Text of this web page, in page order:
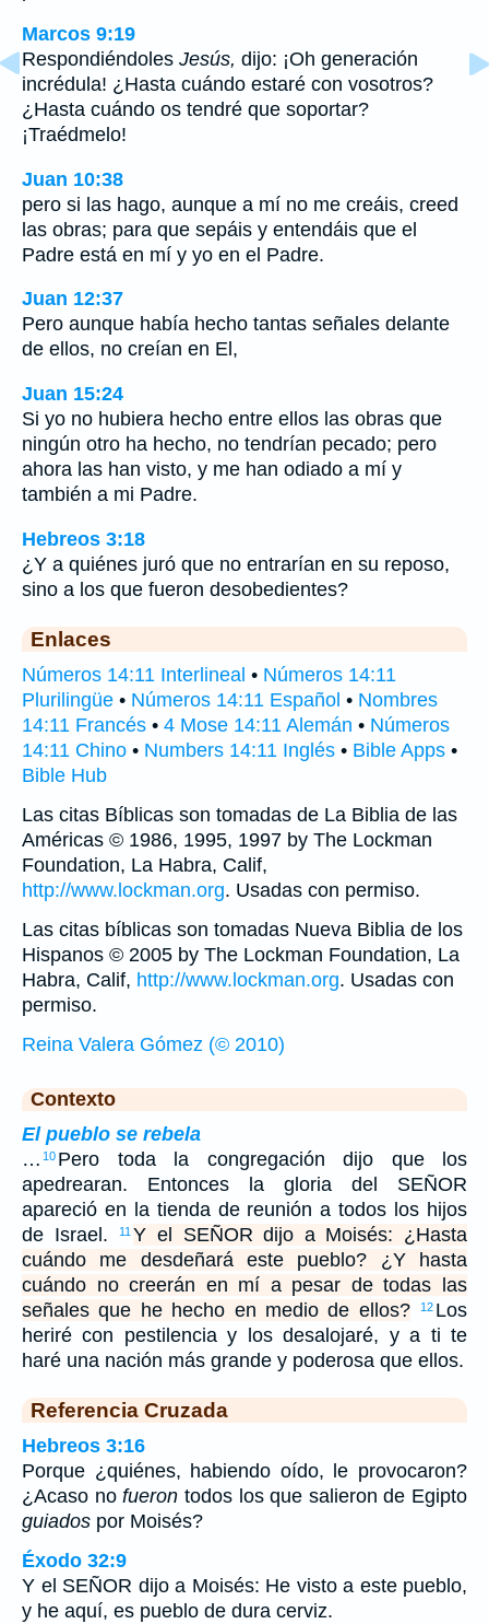
Marcos 9:19
Respondiéndoles Jesús, dijo: ¡Oh generación
incrédula! ¿Hasta cuándo estaré con vosotros?
¿Hasta cuándo os tendré que soportar?
¡Traédmelo!
Juan 10:38
pero si las hago, aunque a mí no me creáis, creed
las obras; para que sepáis y entendáis que el
Padre está en mí y yo en el Padre.
Juan 12:37
Pero aunque había hecho tantas señales delante
de ellos, no creían en El,
Juan 15:24
Si yo no hubiera hecho entre ellos las obras que
ningún otro ha hecho, no tendrían pecado; pero
ahora las han visto, y me han odiado a mí y
también a mi Padre.
Hebreos 3:18
¿Y a quiénes juró que no entrarían en su reposo,
sino a los que fueron desobedientes?
Enlaces
Números 14:11 Interlineal • Números 14:11
Plurilingüe • Números 14:11 Español • Nombres
14:11 Francés • 4 Mose 14:11 Alemán • Números
14:11 Chino • Numbers 14:11 Inglés • Bible Apps •
Bible Hub
Las citas Bíblicas son tomadas de La Biblia de las
Américas © 1986, 1995, 1997 by The Lockman
Foundation, La Habra, Calif,
http://www.lockman.org. Usadas con permiso.
Las citas bíblicas son tomadas Nueva Biblia de los
Hispanos © 2005 by The Lockman Foundation, La
Habra, Calif, http://www.lockman.org. Usadas con
permiso.
Reina Valera Gómez (© 2010)
Contexto
El pueblo se rebela
… 10 Pero toda la congregación dijo que los
apedrearan. Entonces la gloria del SEÑOR
apareció en la tienda de reunión a todos los hijos
de Israel.
11 Y el SEÑOR dijo a Moisés: ¿Hasta
cuándo me desdeñará este pueblo? ¿Y hasta
cuándo no creerán en mí a pesar de todas las
señales que he hecho en medio de ellos?
12 Los
heriré con pestilencia y los desalojaré, y a ti te
haré una nación más grande y poderosa que ellos.
Referencia Cruzada
Hebreos 3:16
Porque ¿quiénes, habiendo oído, le provocaron?
¿Acaso nofueron todos los que salieron de Egipto
guiados por Moisés?
Éxodo 32:9
Y el SEÑOR dijo a Moisés: He visto a este pueblo,
y he aquí, es pueblo de dura cerviz.